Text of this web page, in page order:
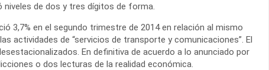
de dos y tres dígitos de forma.
3,7% en el segundo trimestre de 2014 en relación al mismo
actividades de “servicios de transporte y comunicaciones”. El
En definitiva de acuerdo a lo anunciado por
o dos lecturas de la realidad económica.